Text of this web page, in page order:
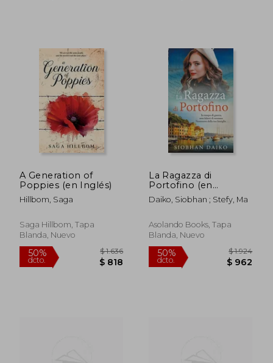
50%
dcto.
50%
dcto.
A Generation of
Poppies (en Inglés)
Hillbom, Saga
Saga Hillbom, Tapa
Blanda, Nuevo
La Ragazza di
Portofino (en
Italiano)
Daiko, Siobhan ; Stefy, Ma
Asolando Books, Tapa
Blanda, Nuevo